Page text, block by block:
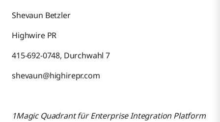
Shevaun Betzler
Highwire PR
415-692-0748, Durchwahl 7
shevaun@highirepr.com
1Magic Quadrant für Enterprise Integration Platform